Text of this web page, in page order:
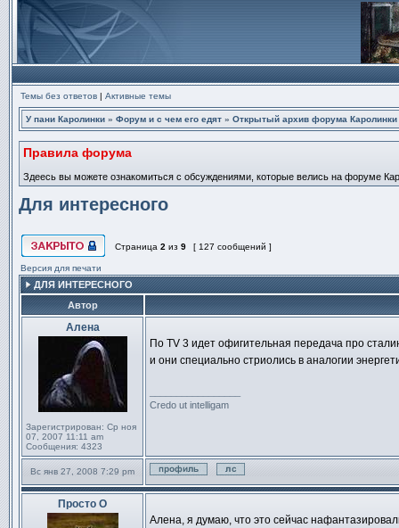
Темы без ответов | Активные темы
У пани Каролинки » Форум и с чем его едят » Открытый архив форума Каролинки
Правила форума
Здеесь вы можете ознакомиться с обсуждениями, которые велись на форуме
Для интересного
Страница 2 из 9 [ 127 сообщений ]
Версия для печати
ДЛЯ ИНТЕРЕСНОГО
Автор
Алена
Зарегистрирован: Ср ноя
07, 2007 11:11 am
Сообщения: 4323
Сообщение
По ТV 3 идет офигительная передача про
и они специально стриолись в аналогии
Credo ut intelligam
Вс янв 27, 2008 7:29 pm
Профиль
Отправить личное
Просто О
Алена, я думаю, что это сейчас